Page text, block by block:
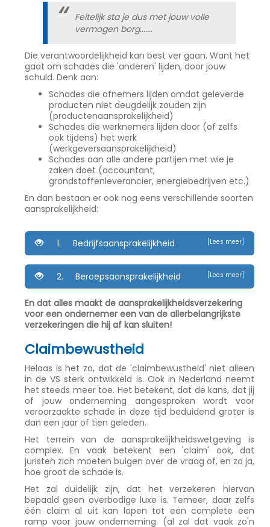
Feitelijk sta je dus met jouw volle
vermogen borg.......
Die verantwoordelijkheid kan best ver gaan. Want het
gaat om schades die 'anderen' lijden, door jouw
schuld. Denk aan:
Schades die afnemers lijden omdat geleverde
producten niet deugdelijk zouden zijn
(productenaansprakelijkheid)
Schades die werknemers lijden door (of zelfs
ook tijdens) het werk
(werkgeversaansprakelijkheid)
Schades aan alle andere partijen met wie je
zaken doet (accountant,
grondstoffenleverancier, energiebedrijven etc.)
En dan bestaan er ook nog eens verschillende soorten
aansprakelijkheid:
1. Bedrijfsaansprakelijkheid [Lees meer]
2. Beroepsaansprakelijkheid [Lees meer]
En dat alles maakt de aansprakelijkheidsverzekering
voor een ondernemer een van de allerbelangrijkste
verzekeringen die hij af kan sluiten!
Claimbewustheid
Helaas is het zo, dat de 'claimbewustheid' niet alleen
in de VS sterk ontwikkeld is. Ook in Nederland neemt
het steeds meer toe. Het betekent, dat de kans, dat jij
of jouw onderneming aangesproken wordt voor
veroorzaakte schade in deze tijd beduidend groter is
dan een jaar of tien geleden.
Het terrein van de aansprakelijkheidswetgeving is
complex. En vaak betekent een 'claim' ook, dat
juristen zich moeten buigen over de vraag of, en zo ja,
hoe groot de schade is.
Het zal duidelijk zijn, dat het verzekeren hiervan
bepaald geen overbodige luxe is. Temeer, daar zelfs
één claim al uit kan lopen tot een complete een
ramp voor jouw onderneming. (al zal dat vaak zo'n